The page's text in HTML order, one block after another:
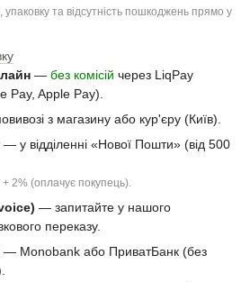
та відсутність пошкоджень прямо у
— без комісій через LiqPay
Pay, Apple Pay).
з магазину або кур'єру (Київ).
— у відділенні «Нової Пошти» (від 500
+ 2% (оплачує покупець).
— запитайте у нашого
переказу.
— Monobank або ПриватБанк (без